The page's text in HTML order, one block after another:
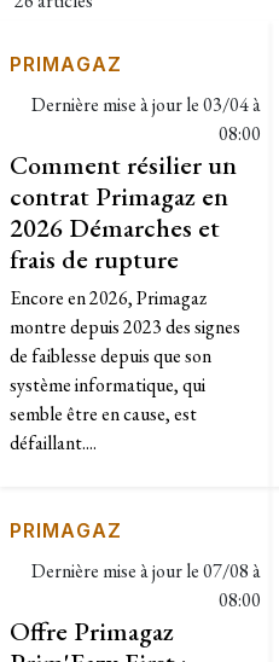
PRIMAGAZ
Dernière mise à jour le03/04 à
08:00
Comment résilier un
contrat Primagaz en
2026 Démarches et
frais de rupture
Encore en 2026, Primagaz
montre depuis 2023 des signes
de faiblesse depuis que son
système informatique, qui
semble être en cause, est
défaillant....
PRIMAGAZ
Dernière mise à jour le07/08 à
08:00
Offre Primagaz